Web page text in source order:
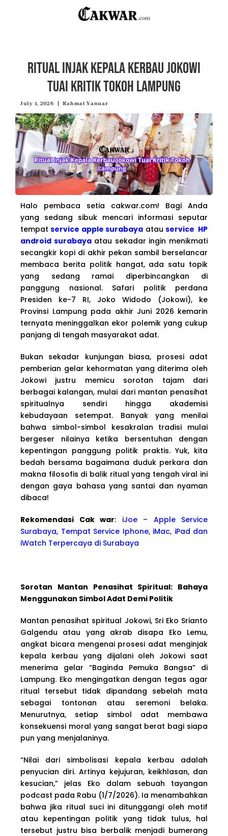
Ritual Injak Kepala Kerbau Jokowi
Tuai Kritik Tokoh Lampung
July 1, 2026 Rahmat Yanuar
Halo pembaca setia cakwar.com! Bagi Anda
yang sedang sibuk mencari informasi seputar
tempatservice apple surabaya atauservice HP
android surabayaatau sekadar ingin menikmati
secangkir kopi di akhir pekan sambil berselancar
membaca berita politik hangat, ada satu topik
yang sedang ramai diperbincangkan di
panggung nasional. Safari politik perdana
Presiden ke-7 RI, Joko Widodo (Jokowi), ke
Provinsi Lampung pada akhir Juni 2026 kemarin
ternyata meninggalkan ekor polemik yang cukup
panjang di tengah masyarakat adat.
Bukan sekadar kunjungan biasa, prosesi adat
pemberian gelar kehormatan yang diterima oleh
Jokowi justru memicu sorotan tajam dari
berbagai kalangan, mulai dari mantan penasihat
spiritualnya sendiri hingga akademisi
kebudayaan setempat. Banyak yang menilai
bahwa simbol-simbol kesakralan tradisi mulai
bergeser nilainya ketika bersentuhan dengan
kepentingan panggung politik praktis. Yuk, kita
bedah bersama bagaimana duduk perkara dan
makna filosofis di balik ritual yang tengah viral ini
dengan gaya bahasa yang santai dan nyaman
dibaca!
Rekomendasi Cak war: iJoe – Apple Service
Surabaya, Tempat Service Iphone, iMac, iPad dan
iWatch Terpercaya di Surabaya
Sorotan Mantan Penasihat Spiritual: Bahaya
Menggunakan Simbol Adat Demi Politik
Mantan penasihat spiritual Jokowi, Sri Eko Srianto
Galgendu atau yang akrab disapa Eko Lemu,
angkat bicara mengenai prosesi adat menginjak
kepala kerbau yang dijalani oleh Jokowi saat
menerima gelar “Baginda Pemuka Bangsa” di
Lampung. Eko mengingatkan dengan tegas agar
ritual tersebut tidak dipandang sebelah mata
sebagai tontonan atau seremoni belaka.
Menurutnya, setiap simbol adat membawa
konsekuensi moral yang sangat berat bagi siapa
pun yang menjalaninya.
“Nilai dari simbolisasi kepala kerbau adalah
penyucian diri. Artinya kejujuran, keikhlasan, dan
kesucian,” jelas Eko dalam sebuah tayangan
podcast pada Rabu (1/7/2026). Ia menambahkan
bahwa jika ritual suci ini ditunggangi oleh motif
atau kepentingan politik yang tidak tulus, hal
tersebut justru bisa berbalik menjadi bumerang